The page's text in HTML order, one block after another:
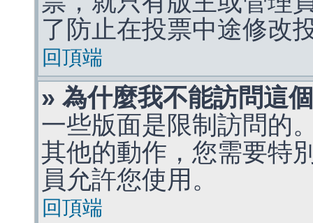
了防止在投票中途修改
回頂端
» 為什麼我不能訪問這
一些版面是限制訪問的
其他的動作，您需要特
員允許您使用。
回頂端